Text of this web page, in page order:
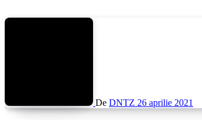
De DNTZ 26 aprilie 2021